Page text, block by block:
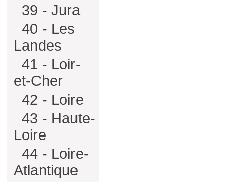
39 - Jura
40 - Les
Landes
41 - Loir-
et-Cher
42 - Loire
43 - Haute-
Loire
44 - Loire-
Atlantique